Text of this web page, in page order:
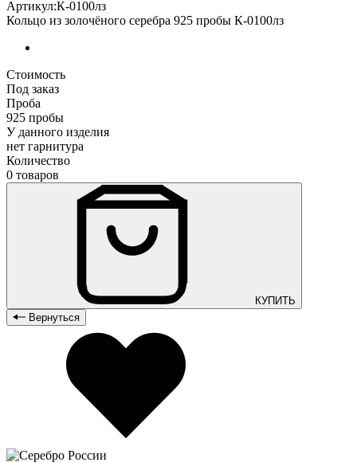
Артикул:К-0100лз
Кольцо из золочёного серебра 925 пробы К-0100лз
Стоимость
Под заказ
Проба
925 пробы
У данного изделия
нет гарнитура
Количество
0 товаров
КУПИТЬ
Вернуться